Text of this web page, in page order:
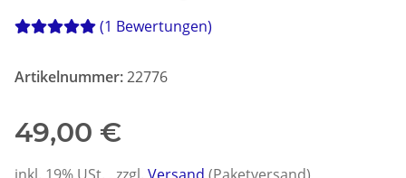
(1 Bewertungen)
Artikelnummer:22776
49,00 €